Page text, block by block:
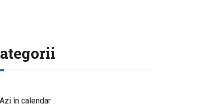
Azi în calendar